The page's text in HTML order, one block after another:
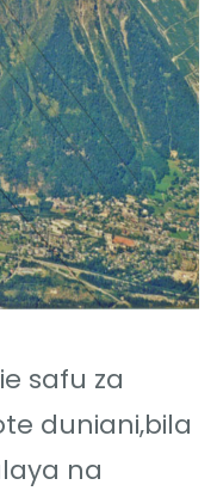
safu za
duniani,bila
na